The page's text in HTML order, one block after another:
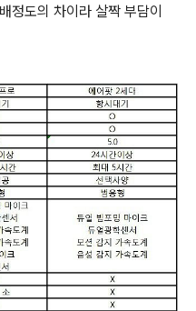
정도의 차이라 살짝 부담이